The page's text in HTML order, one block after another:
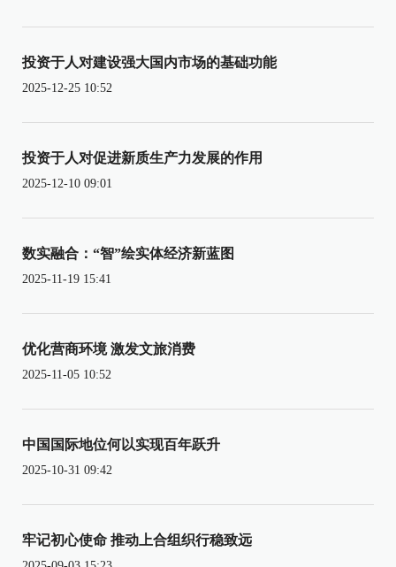
投资于人对建设强大国内市场的基础功能
2025-12-25 10:52
投资于人对促进新质生产力发展的作用
2025-12-10 09:01
数实融合：“智”绘实体经济新蓝图
2025-11-19 15:41
优化营商环境 激发文旅消费
2025-11-05 10:52
中国国际地位何以实现百年跃升
2025-10-31 09:42
牢记初心使命 推动上合组织行稳致远